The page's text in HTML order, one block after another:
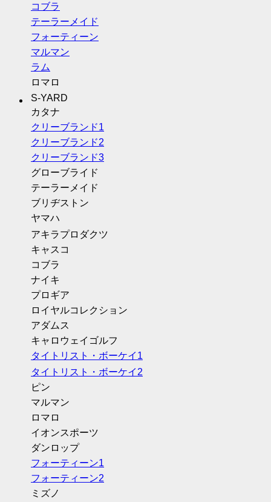
コブラ
テーラーメイド
フォーティーン
マルマン
ラム
ロマロ
S-YARD
カタナ
クリーブランド1
クリーブランド2
クリーブランド3
グローブライド
テーラーメイド
ブリヂストン
ヤマハ
アキラプロダクツ
キャスコ
コブラ
ナイキ
プロギア
ロイヤルコレクション
アダムス
キャロウェイゴルフ
タイトリスト・ボーケイ1
タイトリスト・ボーケイ2
ピン
マルマン
ロマロ
イオンスポーツ
ダンロップ
フォーティーン1
フォーティーン2
ミズノ